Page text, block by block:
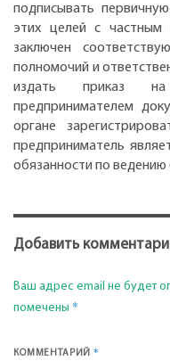
подписывать
этих целей с частным
заключен
полномочий и
издать приказ
предпринимателем
органе
предприниматель
обязанности по ведению
Добавить
Ваш адрес email не будет
помечены *
КОММЕНТАРИЙ*